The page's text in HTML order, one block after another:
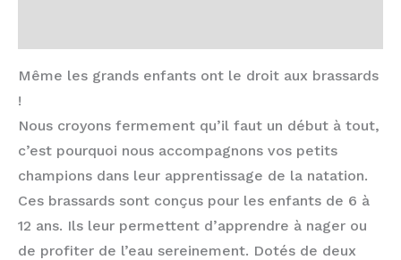
Même les grands enfants ont le droit aux brassards
!
Nous croyons fermement qu’il faut un début à tout,
c’est pourquoi nous accompagnons vos petits
champions dans leur apprentissage de la natation.
Ces brassards sont conçus pour les enfants de 6 à
12 ans. Ils leur permettent d’apprendre à nager ou
de profiter de l’eau sereinement. Dotés de deux